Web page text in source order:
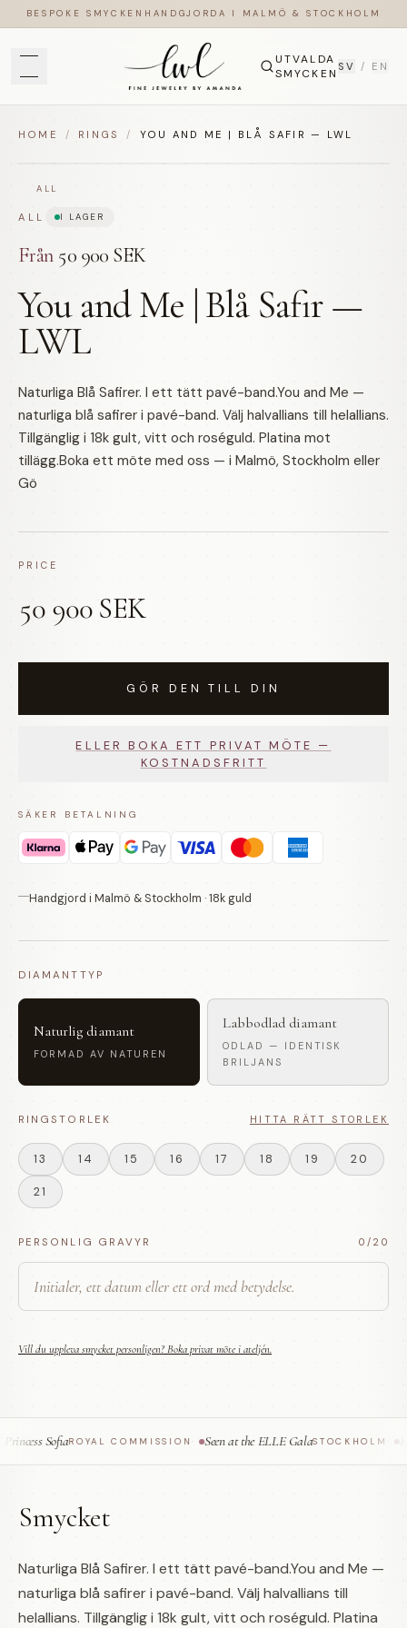
BESPOKE SMYCKEN HANDGJORDA I MALMÖ & STOCKHOLM
UTVALDA
SMYCKEN SV / EN
HOME / RINGS / YOU AND ME | BLÅ SAFIR — LWL
ALL
ALL I LAGER
Från 50 900 SEK
You and Me | Blå Safir —
LWL
Naturliga Blå Safirer. I ett tätt pavé-band.You and Me —
naturliga blå safirer i pavé-band. Välj halvallians till helallians.
Tillgänglig i 18k gult, vitt och roséguld. Platina mot
tillägg.Boka ett möte med oss — i Malmö, Stockholm eller
Gö
PRICE
50 900 SEK
GÖR DEN TILL DIN
ELLER BOKA ETT PRIVAT MÖTE —
KOSTNADSFRITT
SÄKER BETALNING
Handgjord i Malmö & Stockholm · 18k guld
DIAMANTTYP
Naturlig diamant
FORMAD AV NATUREN
Labbodlad diamant
ODLAD — IDENTISK
BRILJANS
RINGSTORLEK HITTA RÄTT STORLEK
13 14 15 16 17 18 19 20
21
PERSONLIG GRAVYR 0 /20
Vill du uppleva smycket personligen? Boka privat möte i ateljén.
SofiaROYAL COMMISSION· Seen at the ELLE GalaSTOCKHOLM ·
Smycket
Naturliga Blå Safirer. I ett tätt pavé-band.You and Me —
naturliga blå safirer i pavé-band. Välj halvallians till
helallians. Tillgänglig i 18k gult, vitt och roséguld. Platina